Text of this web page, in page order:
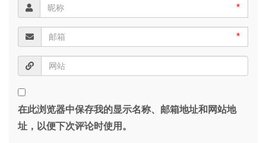
*
*
在此浏览器中保存我的显示名称、邮箱地址和网站地
址，以便下次评论时使用。